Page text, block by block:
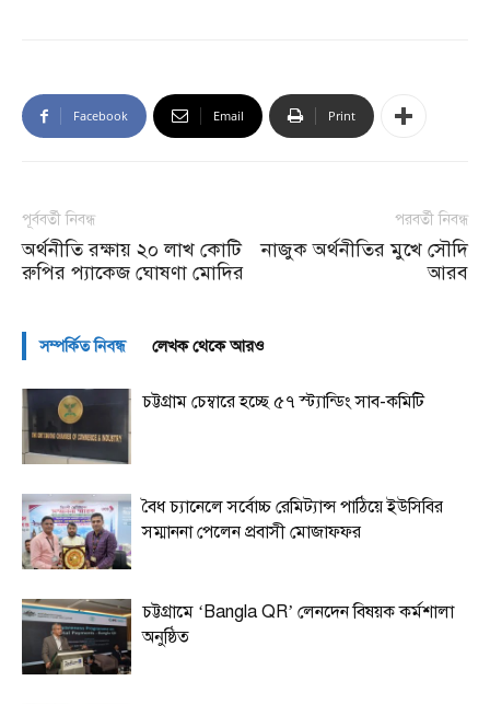
Facebook Email Print
পূর্ববর্তী নিবন্ধ
অর্থনীতি রক্ষায় ২০ লাখ কোটি
রুপির প্যাকেজ ঘোষণা মোদির
পরবর্তী নিবন্ধ
নাজুক অর্থনীতির মুখে সৌদি
আরব
সম্পর্কিত নিবন্ধ লেখক থেকে আরও
চট্টগ্রাম চেম্বারে হচ্ছে ৫৭ স্ট্যান্ডিং সাব-কমিটি
বৈধ চ্যানেলে সর্বোচ্চ রেমিট্যান্স পাঠিয়ে ইউসিবির
সম্মাননা পেলেন প্রবাসী মোজাফফর
চট্টগ্রামে ‘Bangla QR’ লেনদেন বিষয়ক কর্মশালা
অনুষ্ঠিত